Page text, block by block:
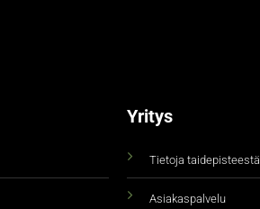
Yritys
Tietoja taidepisteestä
Asiakaspalvelu